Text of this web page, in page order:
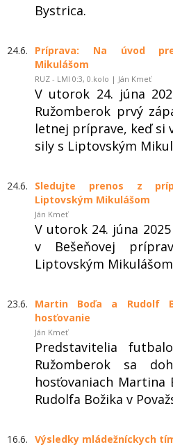
Bystrica.
24.6.
Príprava: Na úvod
Mikulášom
RUZ - LMI 0:3, 0.kolo | Ján Kmeť
V utorok 24. júna
Ružomberok prvý
letnej príprave, keď si
sily s Liptovským
24.6.
Sledujte prenos z
Liptovským Mikulášom
Ján Kmeť
V utorok 24. júna
v Bešeňovej
Liptovským
23.6.
Martin Boďa a Rudolf
hosťovanie
Ján Kmeť
Predstavitelia
Ružomberok sa
hosťovaniach Martina
Rudolfa Božika v
16.6. Výsledky mládežníckych